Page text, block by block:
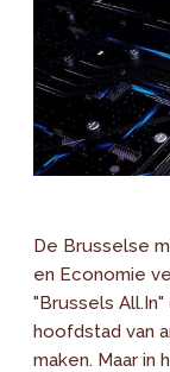
De Brusselse
en Economie
"Brussels
hoofdstad van
maken. Maar in